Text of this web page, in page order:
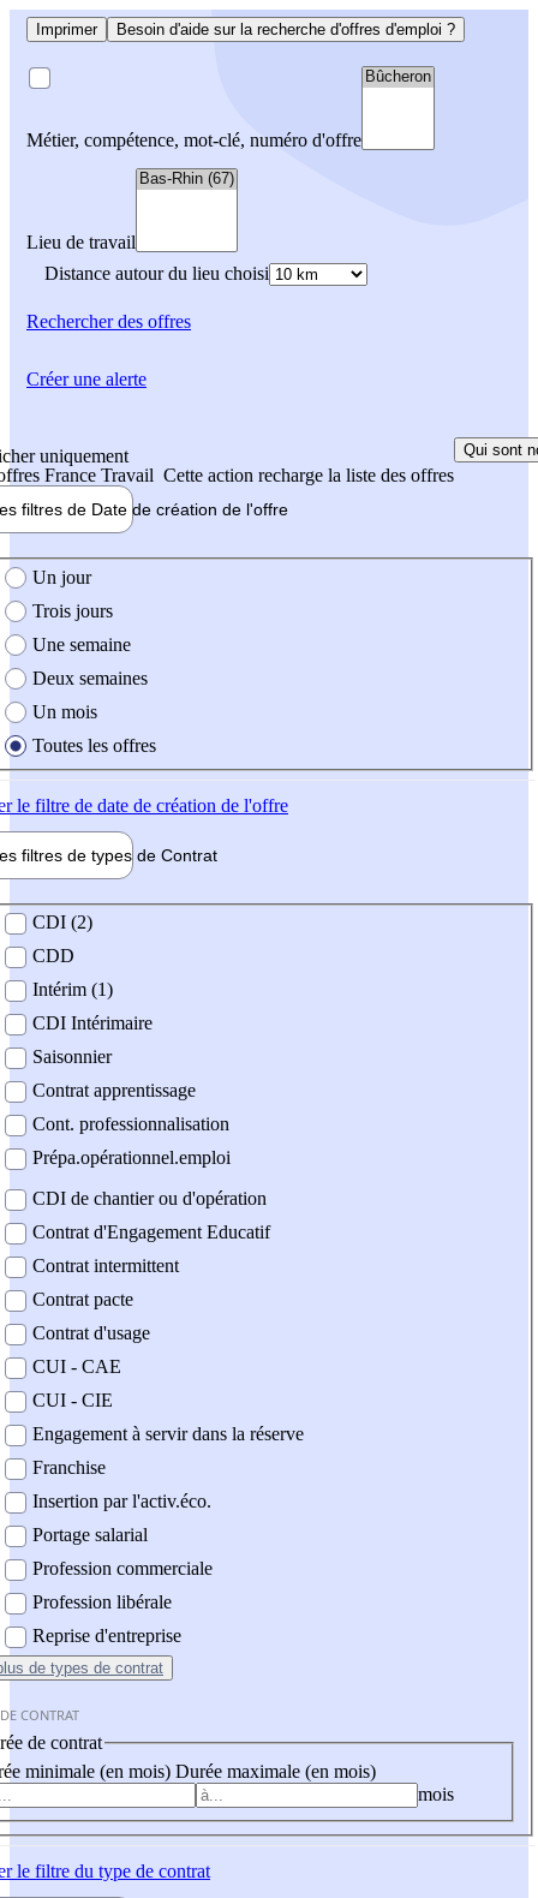
Imprimer Besoin d'aide sur la recherche d'offres d'emploi ?
Métier, compétence, mot-clé, numéro d'offre
Lieu de travail
Distance autour du lieu choisi
Rechercherdes offres
uniquement
France Travail Cette action recharge la liste des offres
Qui sont
filtres de Date de création de l'offre
création de l'offre
Un jour
Trois jours
Une semaine
Deux semaines
Un mois
Toutes les offres
le filtre de date de création de l'offre
filtres de types de Contrat
contrat
CDI (2)
CDD
Intérim (1)
CDI Intérimaire
Saisonnier
Contrat apprentissage
Cont. professionnalisation
Prépa.opérationnel.emploi
CDI de chantier ou d'opération
Contrat d'Engagement Educatif
Contrat intermittent
Contrat pacte
Contrat d'usage
CUI - CAE
CUI - CIE
Engagement à servir dans la réserve
Franchise
Insertion par l'activ.éco.
Portage salarial
Profession commerciale
Profession libérale
Reprise d'entreprise
de types de contrat
CONTRAT
de contrat
minimale (en mois) Durée maximale (en mois)
mois
le filtre du type de contrat
Créer une alerte